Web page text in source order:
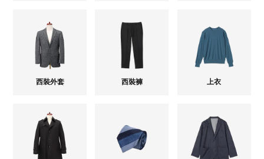
西裝外套 西裝褲 上衣